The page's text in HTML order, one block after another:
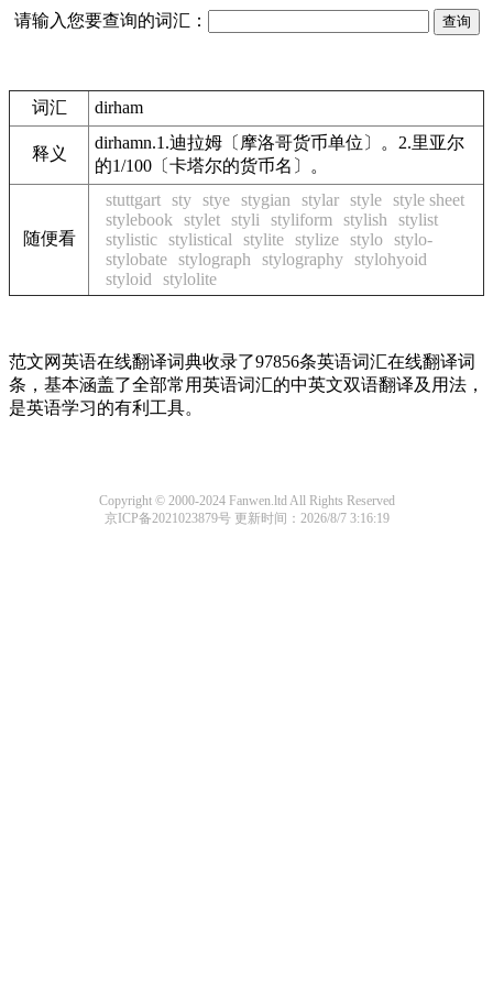
请输入您要查询的词汇：
词汇 dirham
释义
dirhamn.1.迪拉姆〔摩洛哥货币单位〕。2.里亚尔
的1/100〔卡塔尔的货币名〕。
随便看
stuttgart sty stye stygian stylar style style sheet
stylebook
stylet styli styliform stylish
stylist
stylistic stylistical stylite stylize stylo stylo-
stylobate stylograph stylography stylohyoid
styloid
stylolite
范文网英语在线翻译词典收录了97856条英语词汇在线翻译词
条，基本涵盖了全部常用英语词汇的中英文双语翻译及用法，
是英语学习的有利工具。
Copyright © 2000-2024 Fanwen.ltd All Rights Reserved
京ICP备2021023879号更新时间：2026/8/7 3:16:19